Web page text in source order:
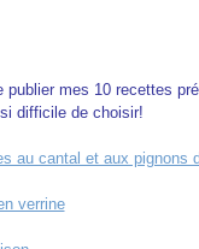
publier mes 10 recettes
difficile de choisir!
au cantal et aux pignons
verrine